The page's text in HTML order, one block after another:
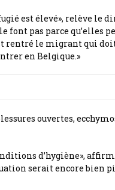
est élevé», relève le
pas parce qu’elles
rentré le migrant qui
en Belgique.»
ouvertes,
d’hygiène»,
serait encore bien